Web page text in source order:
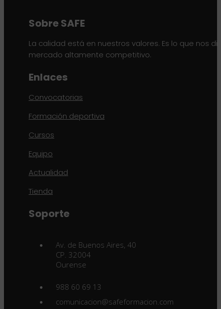
Sobre SAFE
La calidad está en nuestros valores. Es lo que nos
mercado altamente competitivo.
Enlaces
Convocatorias
Formación deportiva
Cursos
Equipo
Actualidad
Tienda
Soporte
Av. de Buenos Aires, 40
CP. 32004
Ourense
988 60 69 13
comunicacion@safeformacion.com